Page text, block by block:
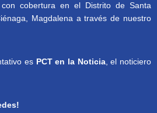
cobertura en el Distrito de Santa
Magdalena a través de nuestro
es PCT en la Noticia, el noticiero